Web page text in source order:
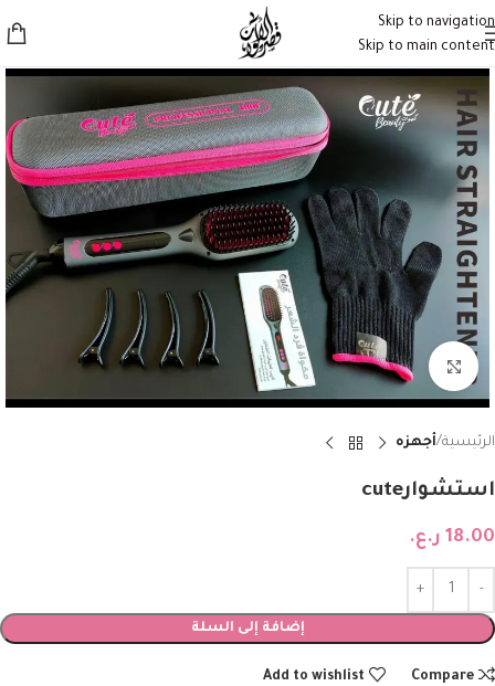
Skip to navigation
Skip to main content
Click to enlarge
الرئيسية أجهزه
استشوارcute
18.00 ر.ع.
إضافة إلى السلة
Compare
Add to wishlist